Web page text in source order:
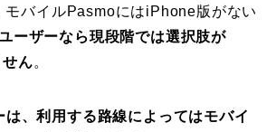
モバイルPasmoにはiPhone版がない
ーザーなら現段階では選択肢が
ん。
、利用する路線によってはモバイ